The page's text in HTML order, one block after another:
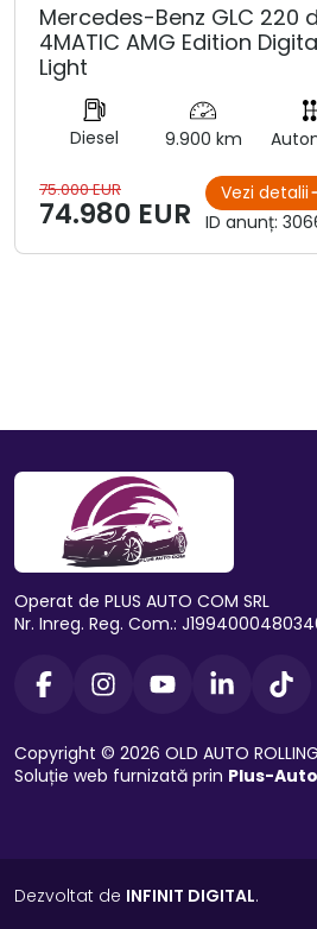
Mercedes-Benz GLC 220 d
4MATIC AMG Edition
Light
Diesel 9.900 km
75.000 EUR
74.980 EUR
Vezi detalii
ID anunț:
Operat de PLUS AUTO COM SRL
Nr. Inreg. Reg. Com.:
Copyright © 2026 OLD AUTO
Soluție web furnizată prin Plus-
Dezvoltat de INFINIT DIGITAL.